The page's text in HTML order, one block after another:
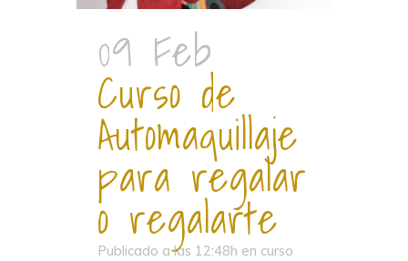
09 Feb
Curso de
Automaquillaje
para regalar
o regalarte
Publicado a las 12:48h en curso